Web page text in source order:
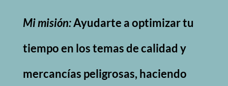
Mi misión:Ayudarte a optimizar tu
tiempo en los temas de calidad y
mercancías peligrosas, haciendo